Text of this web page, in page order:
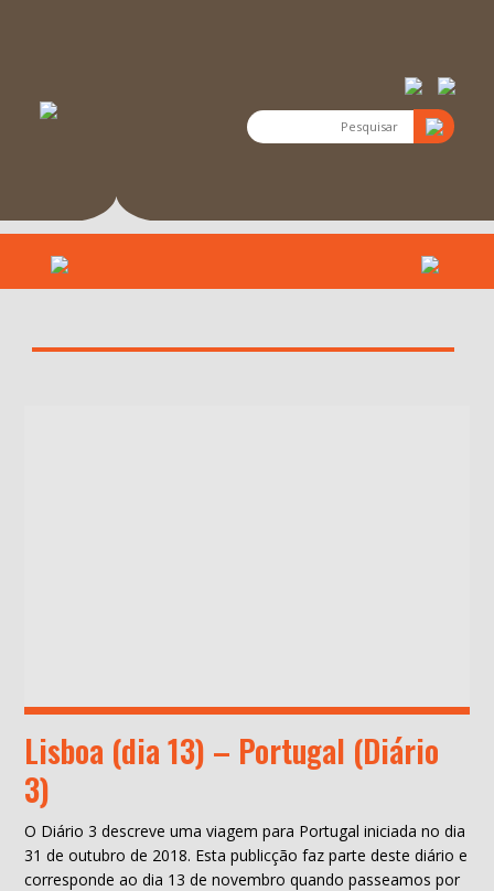
Lisboa (dia 13) – Portugal (Diário
3)
O Diário 3 descreve uma viagem para Portugal iniciada no dia
31 de outubro de 2018. Esta publicção faz parte deste diário e
corresponde ao dia 13 de novembro quando passeamos por